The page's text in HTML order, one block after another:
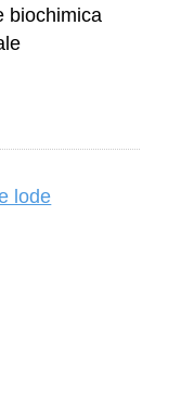
biochimica
lode